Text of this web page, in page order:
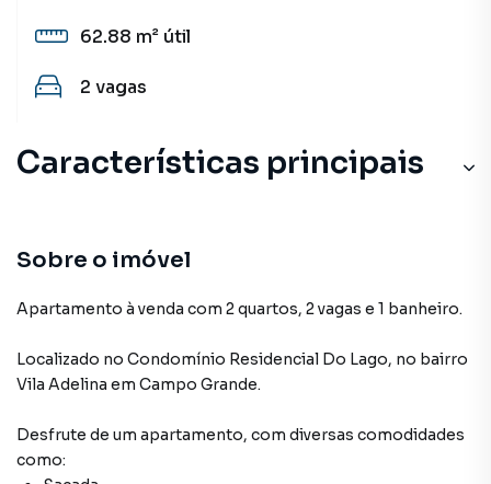
62.88 m² útil
2 vagas
Características principais
Sobre o imóvel
Apartamento à venda com 2 quartos, 2 vagas e 1 banheiro.
Localizado no Condomínio Residencial Do Lago, no bairro
Vila Adelina em Campo Grande.
Desfrute de um apartamento, com diversas comodidades
como: